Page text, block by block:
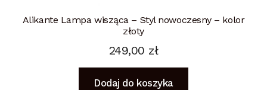
Alikante Lampa wisząca – Styl nowoczesny – kolor
złoty
249,00 zł
Dodaj do koszyka